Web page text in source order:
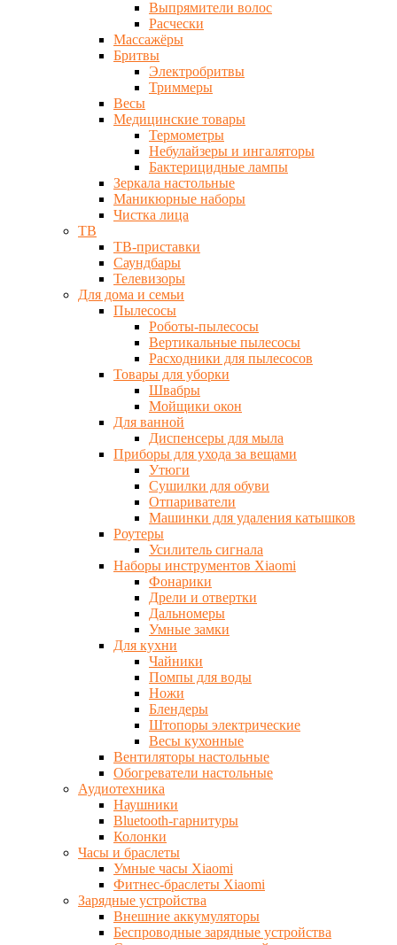
Выпрямители волос
Расчески
Массажёры
Бритвы
Электробритвы
Триммеры
Весы
Медицинские товары
Термометры
Небулайзеры и ингаляторы
Бактерицидные лампы
Зеркала настольные
Маникюрные наборы
Чистка лица
ТВ
ТВ-приставки
Саундбары
Телевизоры
Для дома и семьи
Пылесосы
Роботы-пылесосы
Вертикальные пылесосы
Расходники для пылесосов
Товары для уборки
Швабры
Мойщики окон
Для ванной
Диспенсеры для мыла
Приборы для ухода за вещами
Утюги
Сушилки для обуви
Отпариватели
Машинки для удаления катышков
Роутеры
Усилитель сигнала
Наборы инструментов Xiaomi
Фонарики
Дрели и отвертки
Дальномеры
Умные замки
Для кухни
Чайники
Помпы для воды
Ножи
Блендеры
Штопоры электрические
Весы кухонные
Вентиляторы настольные
Обогреватели настольные
Аудиотехника
Наушники
Bluetooth-гарнитуры
Колонки
Часы и браслеты
Умные часы Xiaomi
Фитнес-браслеты Xiaomi
Зарядные устройства
Внешние аккумуляторы
Беспроводные зарядные устройства